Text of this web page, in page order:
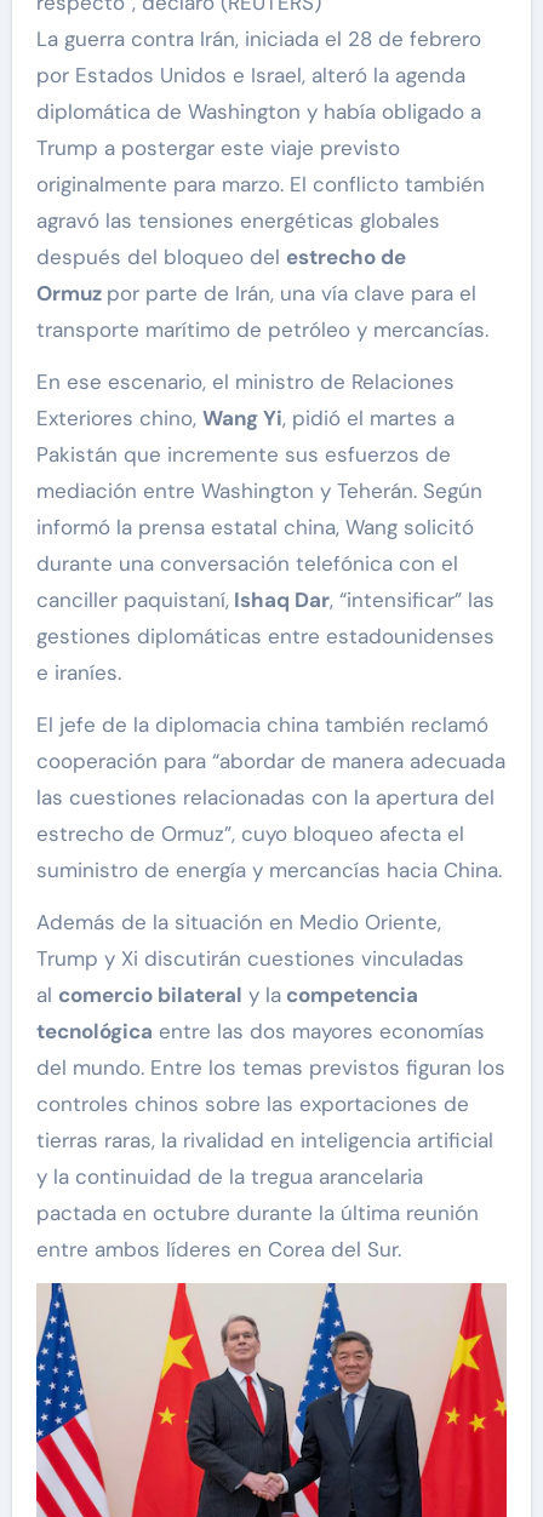
La guerra contra Irán, iniciada el 28 de febrero
por Estados Unidos e Israel, alteró la agenda
diplomática de Washington y había obligado a
Trump a postergar este viaje previsto
originalmente para marzo. El conflicto también
agravó las tensiones energéticas globales
después del bloqueo del estrecho de
Ormuz por parte de Irán, una vía clave para el
transporte marítimo de petróleo y mercancías.
En ese escenario, el ministro de Relaciones
Exteriores chino, Wang Yi, pidió el martes a
Pakistán que incremente sus esfuerzos de
mediación entre Washington y Teherán. Según
informó la prensa estatal china, Wang solicitó
durante una conversación telefónica con el
canciller paquistaní,Ishaq Dar, “intensificar” las
gestiones diplomáticas entre estadounidenses
e iraníes.
El jefe de la diplomacia china también reclamó
cooperación para “abordar de manera adecuada
las cuestiones relacionadas con la apertura del
estrecho de Ormuz”, cuyo bloqueo afecta el
suministro de energía y mercancías hacia China.
Además de la situación en Medio Oriente,
Trump y Xi discutirán cuestiones vinculadas
al comercio bilateral y lacompetencia
tecnológica entre las dos mayores economías
del mundo. Entre los temas previstos figuran los
controles chinos sobre las exportaciones de
tierras raras, la rivalidad en inteligencia artificial
y la continuidad de la tregua arancelaria
pactada en octubre durante la última reunión
entre ambos líderes en Corea del Sur.